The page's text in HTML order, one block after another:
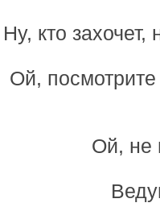
Ну, кто
Ой,
Ой, не